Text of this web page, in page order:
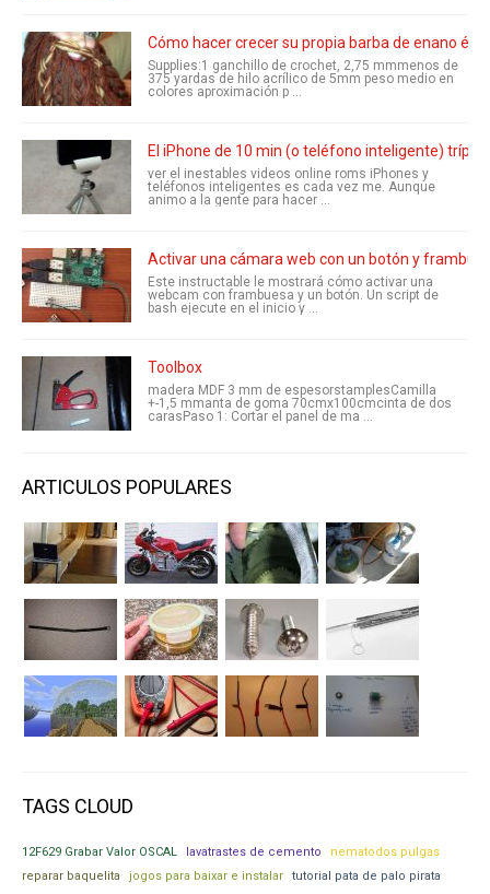
Cómo hacer crecer su propia barba de enano
Supplies:1 ganchillo de crochet, 2,75 mmmenos de
375 yardas de hilo acrílico de 5mm peso medio en
colores aproximación p ...
El iPhone de 10 min (o teléfono inteligente)
ver el inestables videos online roms iPhones y
teléfonos inteligentes es cada vez me. Aunque
animo a la gente para hacer ...
Activar una cámara web con un botón y
Este instructable le mostrará cómo activar una
webcam con frambuesa y un botón. Un script de
bash ejecute en el inicio y ...
Toolbox
madera MDF 3 mm de espesorstamplesCamilla
+-1,5 mmanta de goma 70cmx100cmcinta de dos
carasPaso 1: Cortar el panel de ma ...
ARTICULOS POPULARES
TAGS CLOUD
12F629 Grabar Valor OSCAL lavatrastes de cemento
nematodos pulgas
reparar baquelita
jogos para baixar e instalar
tutorial pata de palo pirata